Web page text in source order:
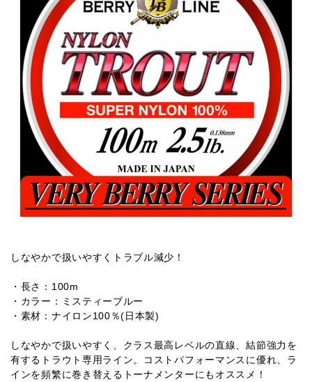
しなやかで扱いやすくトラブル減少！
・長さ：100m
・カラー：ミスティーブルー
・素材：ナイロン100％(日本製)
しなやかで扱いやすく、クラス最高レベルの直線、結節強力を
有するトラウト専用ライン。コストパフォーマンスに優れ、ラ
インを頻繁に巻き替えるトーナメンターにもオススメ！